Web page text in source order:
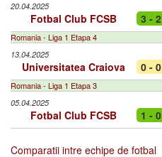
20.04.2025
Fotbal Club FCSB 3 - 2
Romania - Liga 1 Etapa 4
13.04.2025
Universitatea Craiova 0 - 0
Romania - Liga 1 Etapa 3
05.04.2025
Fotbal Club FCSB 1 - 0
Comparatii intre echipe de fotbal